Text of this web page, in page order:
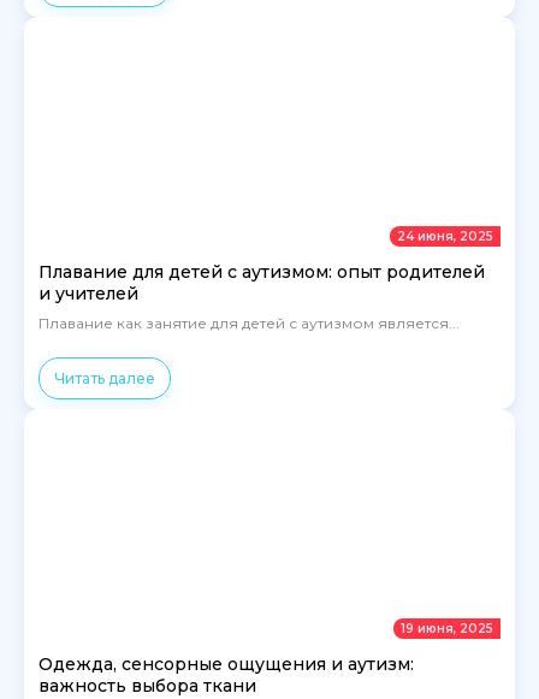
24 июня, 2025
Плавание для детей с аутизмом: опыт родителей
и учителей
Плавание как занятие для детей с аутизмом является...
Читать далее
19 июня, 2025
Одежда, сенсорные ощущения и аутизм:
важность выбора ткани